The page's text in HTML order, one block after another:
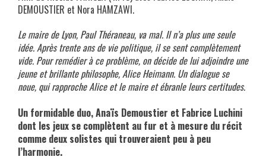
DEMOUSTIER et Nora HAMZAWI.
Le maire de Lyon, Paul Théraneau, va mal. Il n’a plus une seule
idée. Après trente ans de vie politique, il se sent complètement
vide. Pour remédier à ce problème, on décide de lui adjoindre une
jeune et brillante philosophe, Alice Heimann. Un dialogue se
noue, qui rapproche Alice et le maire et ébranle leurs certitudes.
Un formidable duo, Anaïs Demoustier et Fabrice Luchini
dont les jeux se complètent au fur et à mesure du récit
comme deux solistes qui trouveraient peu à peu
l’harmonie.